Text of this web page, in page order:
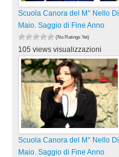
Scuola Canora del M° Nello Di
Maio. Saggio di Fine Anno
(No Ratings Yet)
105 views visualizzazioni
Scuola Canora del M° Nello Di
Maio. Saggio di Fine Anno